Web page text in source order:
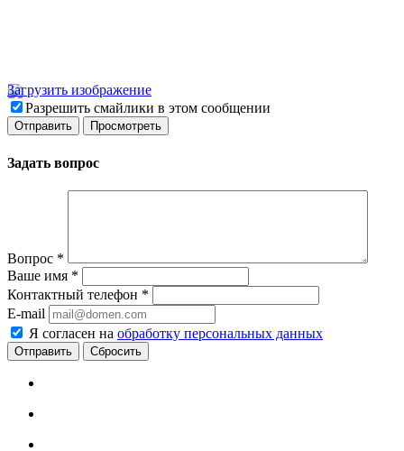
Загрузить изображение
Разрешить смайлики в этом сообщении
Задать вопрос
Вопрос *
Ваше имя *
Контактный телефон *
E-mail
Я согласен на обработку персональных данных
Сбросить